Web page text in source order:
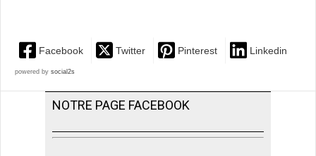
Facebook Twitter Pinterest Linkedin
powered by social2s
NOTRE PAGE FACEBOOK